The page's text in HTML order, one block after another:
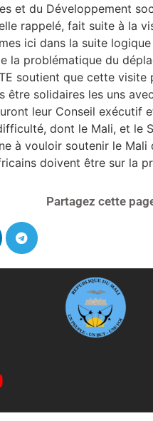
et du Développement
rappelé, fait suite à la
ici dans la suite
problématique du
soutient que cette
être solidaires les uns
leur Conseil exécutif
dont le Mali, et le
à vouloir soutenir le
doivent être sur
Partagez cette